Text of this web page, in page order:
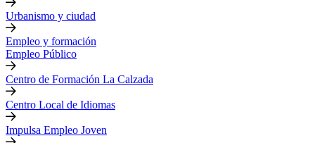
Urbanismo y ciudad
Empleo y formación
Empleo Público
Centro de Formación La Calzada
Centro Local de Idiomas
Impulsa Empleo Joven